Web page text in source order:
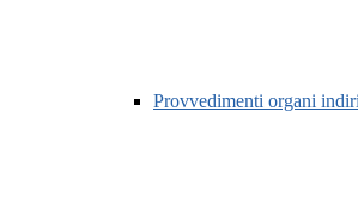
Provvedimenti organi